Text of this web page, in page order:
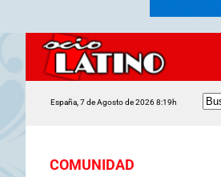
España, 7 de Agosto de 2026 8:19h
COMUNIDAD